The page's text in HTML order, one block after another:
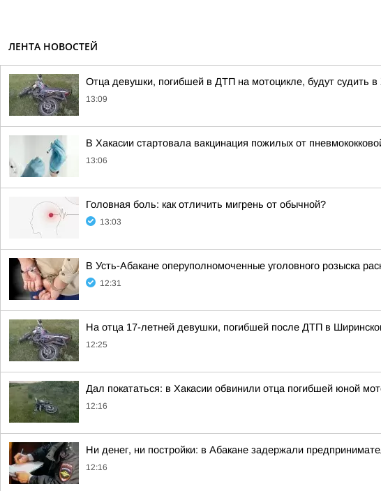
ЛЕНТА НОВОСТЕЙ
Отца девушки, погибшей в ДТП на мотоцикле, будут судить в
13:09
В Хакасии стартовала вакцинация пожилых от
13:06
Головная боль: как отличить мигрень от обычной?
13:03
В Усть-Абакане оперуполномоченные уголовного розыска
12:31
На отца 17-летней девушки, погибшей после ДТП в
12:25
Дал покататься: в Хакасии обвинили отца погибшей юной
12:16
Ни денег, ни постройки: в Абакане задержали
12:16